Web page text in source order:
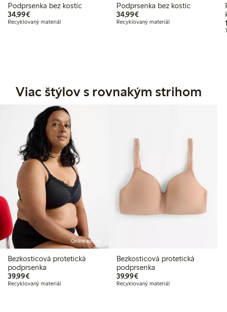
Podprsenka bez kostíc
34,99€34,99 €
Recyklovaný materiál
Podprsenka bez kostíc
34,99€34,99 €
Recyklovaný materiál
Viac štýlov s rovnakým strihom
Online edition
Bezkosticová protetická
podprsenka
39,99€39,99 €
Recyklovaný materiál
Bezkosticová protetická
podprsenka
39,99€39,99 €
Recyklovaný materiál